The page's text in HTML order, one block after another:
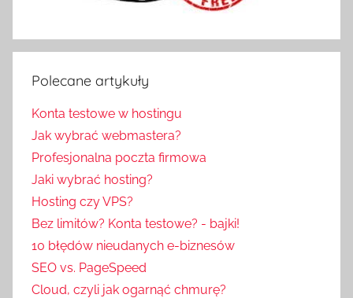
Polecane artykuły
Konta testowe w hostingu
Jak wybrać webmastera?
Profesjonalna poczta firmowa
Jaki wybrać hosting?
Hosting czy VPS?
Bez limitów? Konta testowe? - bajki!
10 błędów nieudanych e-biznesów
SEO vs. PageSpeed
Cloud, czyli jak ogarnąć chmurę?